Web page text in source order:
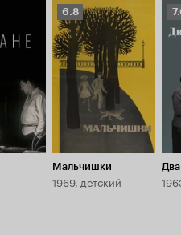
Рейтинг
Кинопоиска
6.8
6.8
Мальчишки
1969, детский